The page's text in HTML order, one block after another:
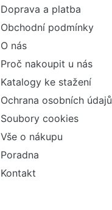
Doprava a platba
Obchodní podmínky
O nás
Proč nakoupit u nás
Katalogy ke stažení
Ochrana osobních údajů
Soubory cookies
Vše o nákupu
Poradna
Kontakt